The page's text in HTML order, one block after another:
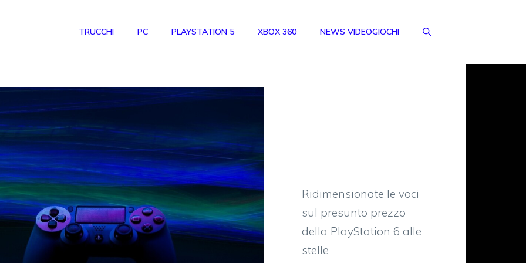
TRUCCHI PC PLAYSTATION 5 XBOX 360 NEWS VIDEOGIOCHI
Ridimensionate le voci
sul presunto prezzo
della PlayStation 6 alle
stelle